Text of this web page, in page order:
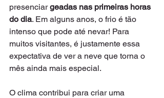
presenciar geadas nas primeiras horas
do dia. Em alguns anos, o frio é tão
intenso que pode até nevar! Para
muitos visitantes, é justamente essa
expectativa de ver a neve que torna o
mês ainda mais especial.
O clima contribui para criar uma